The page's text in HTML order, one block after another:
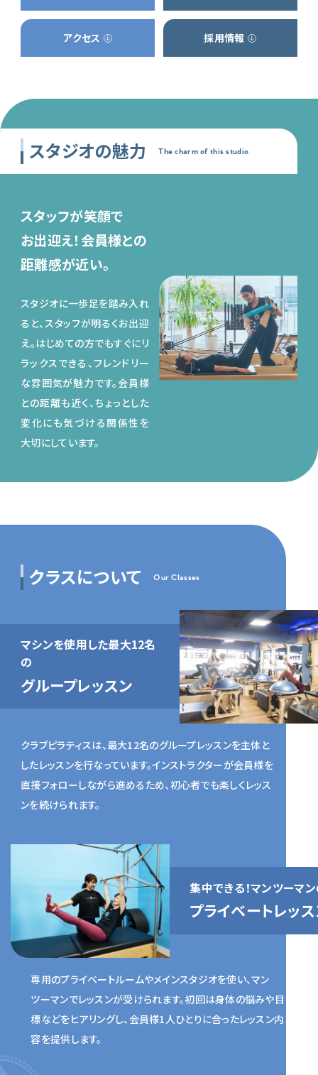
アクセス 採用情報
スタジオの魅力 The charm of this studio
スタッフが笑顔で
お出迎え！会員様との
距離感が近い。
スタジオに一歩足を踏み入れ
ると、スタッフが明るくお出迎
え。はじめての方でもすぐにリ
ラックスできる、フレンドリー
な雰囲気が魅力です。会員様
との距離も近く、ちょっとした
変化にも気づける関係性を
大切にしています。
クラスについて Our Classes
マシンを使用した最大12名
の
グループレッスン
クラブピラティスは、最大12名のグループレッスンを主体と
したレッスンを行なっています。インストラクターが会員様を
直接フォローしながら進めるため、初心者でも楽しくレッス
ンを続けられます。
集中できる！マンツーマ
プライベートレッ
専用のプライベートルームやメインスタジオを使い、マン
ツーマンでレッスンが受けられます。初回は身体の悩みや目
標などをヒアリングし、会員様1人ひとりに合ったレッスン内
容を提供します。